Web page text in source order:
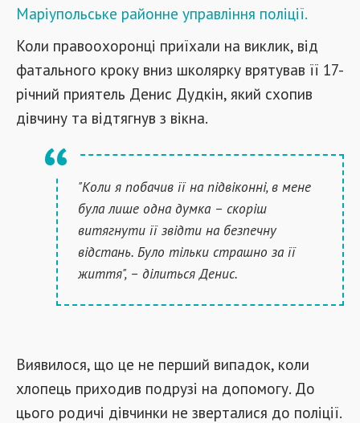
Маріупольське районне управління поліції.
Коли правоохоронці приїхали на виклик, від
фатального кроку вниз школярку врятував її 17-
річний приятель Денис Дудкін, який схопив
дівчину та відтягнув з вікна.
"Коли я побачив її на підвіконні, в мене
була лише одна думка – скоріш
витягнути її звідти на безпечну
відстань. Було тільки страшно за її
життя", – ділиться Денис.
Виявилося, що це не перший випадок, коли
хлопець приходив подрузі на допомогу. До
цього родичі дівчинки не зверталися до поліції.